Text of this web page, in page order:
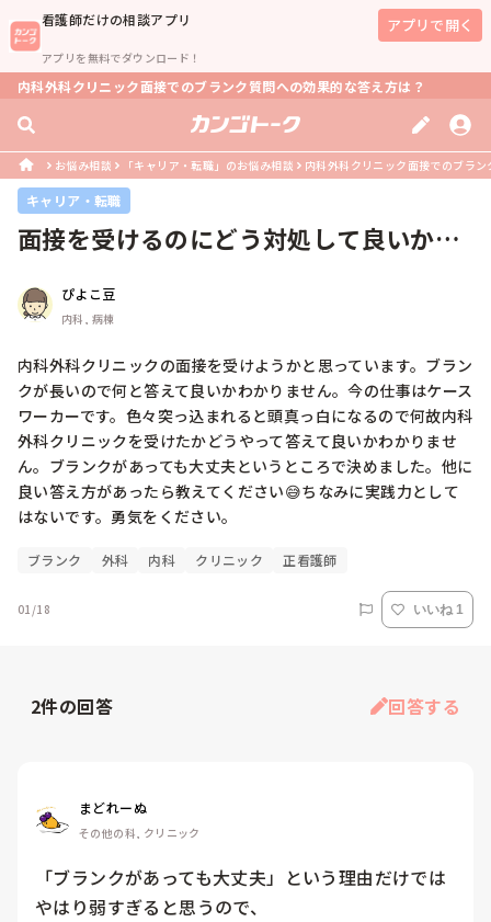
看護師だけの相談アプリ
アプリを無料でダウンロード！
アプリで開く
内科外科クリニック面接でのブランク質問への効果的な答え方は？
お悩み相談 「キャリア・転職」のお悩み相談 内科外科クリニック面接でのブラ
キャリア・転職
面接を受けるのにどう対処して良いかわ
ぴよこ豆
内科, 病棟
内科外科クリニックの面接を受けようかと思っています。ブラン
クが長いので何と答えて良いかわかりません。今の仕事はケース
ワーカーです。色々突っ込まれると頭真っ白になるので何故内科
外科クリニックを受けたかどうやって答えて良いかわかりませ
ん。ブランクがあっても大丈夫というところで決めました。他に
良い答え方があったら教えてください😅ちなみに実践力として
はないです。勇気をください。
ブランク 外科 内科 クリニック 正看護師
01/18 いいね 1
2件の回答 回答する
まどれーぬ
その他の科, クリニック
「ブランクがあっても大丈夫」という理由だけでは
やはり弱すぎると思うので、